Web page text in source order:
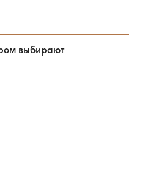
выбирают